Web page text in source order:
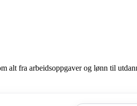
alt fra arbeidsoppgaver og lønn til